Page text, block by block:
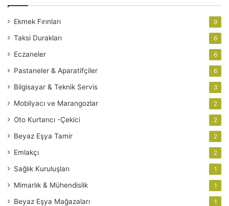
Ekmek Fırınları 9
Taksi Durakları 6
Eczaneler 6
Pastaneler & Aparatifçiler 6
Bilgisayar & Teknik Servis 3
Mobilyacı ve Marangozlar 2
Oto Kurtarıcı -Çekici 2
Beyaz Eşya Tamir 2
Emlakçı 2
Sağlık Kuruluşları 1
Mimarlık & Mühendislik 1
Beyaz Eşya Mağazaları 1